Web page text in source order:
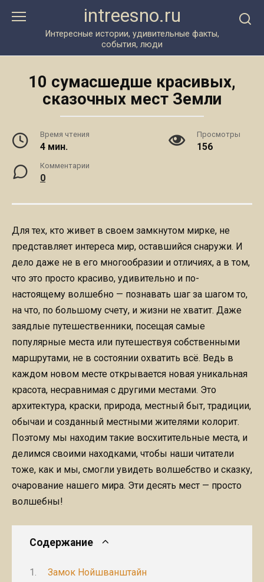
intreesno.ru
Интересные истории, удивительные факты,
события, люди
10 сумасшедше красивых,
сказочных мест Земли
Время чтения
4 мин.
Просмотры
156
Комментарии
0
Для тех, кто живет в своем замкнутом мирке, не
представляет интереса мир, оставшийся снаружи. И
дело даже не в его многообразии и отличиях, а в том,
что это просто красиво, удивительно и по-
настоящему волшебно — познавать шаг за шагом то,
на что, по большому счету, и жизни не хватит. Даже
заядлые путешественники, посещая самые
популярные места или путешествуя собственными
маршрутами, не в состоянии охватить всё. Ведь в
каждом новом месте открывается новая уникальная
красота, несравнимая с другими местами. Это
архитектура, краски, природа, местный быт, традиции,
обычаи и созданный местными жителями колорит.
Поэтому мы находим такие восхитительные места, и
делимся своими находками, чтобы наши читатели
тоже, как и мы, смогли увидеть волшебство и сказку,
очарование нашего мира. Эти десять мест — просто
волшебны!
Содержание
Замок Нойшванштайн